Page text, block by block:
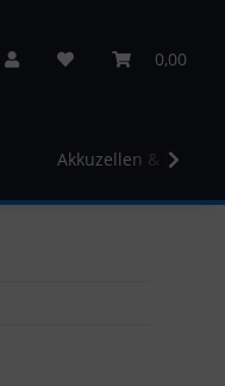
0,00
Akkuzellen &